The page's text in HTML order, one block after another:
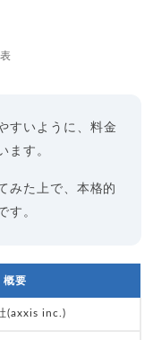
すいように、料金
ます。
みた上で、本格的
す。
概要
(axxis inc.)